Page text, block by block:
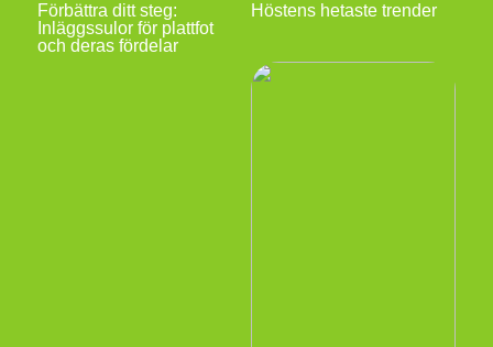
Förbättra ditt steg:
Inläggssulor för plattfot
och deras fördelar
Höstens hetaste trender